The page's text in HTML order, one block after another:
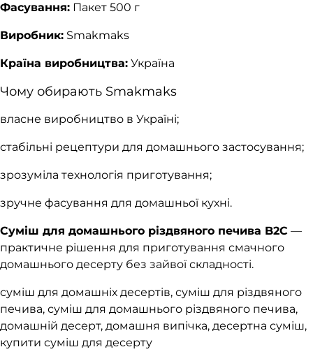
Фасування: Пакет 500 г
Виробник: Smakmaks
Країна виробництва: Україна
Чому обирають Smakmaks
власне виробництво в Україні;
стабільні рецептури для домашнього застосування;
зрозуміла технологія приготування;
зручне фасування для домашньої кухні.
Суміш для домашнього різдвяного печива B2C —
практичне рішення для приготування смачного
домашнього десерту без зайвої складності.
суміш для домашніх десертів, суміш для різдвяного
печива, суміш для домашнього різдвяного печива,
домашній десерт, домашня випічка, десертна суміш,
купити суміш для десерту